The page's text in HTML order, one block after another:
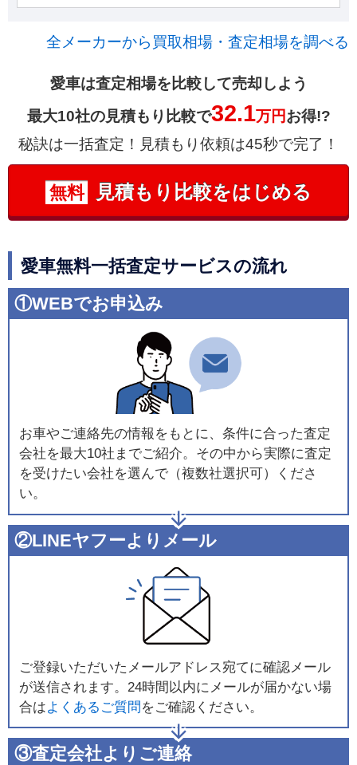
全メーカーから買取相場・査定相場を調べる
愛車は査定相場を比較して売却しよう
最大10社の見積もり比較で32.1万円お得!?
秘訣は一括査定！見積もり依頼は45秒で完了！
無料 見積もり比較をはじめる
愛車無料一括査定サービスの流れ
①WEBでお申込み
お車やご連絡先の情報をもとに、条件に合った査定
会社を最大10社までご紹介。その中から実際に査定
を受けたい会社を選んで（複数社選択可）くださ
い。
②LINEヤフーよりメール
ご登録いただいたメールアドレス宛てに確認メール
が送信されます。24時間以内にメールが届かない場
合はよくあるご質問 をご確認ください。
③査定会社よりご連絡